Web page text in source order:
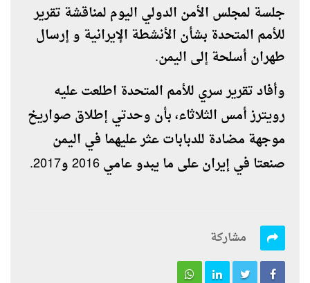
جلسة لمجلس الأمن الدولي اليوم لمناقشة تقرير
للأمم المتحدة بشأن الأنشطة الإيرانية و إرسال
طهران أسلحة إلى اليمن.
وأفاد تقرير سري للأمم المتحدة اطلعت عليه
رويترز أمس الثلاثاء، بأن وحدتي إطلاق صواريخ
موجهة مضادة للدبابات عثر عليهما في اليمن
صنعتا في إيران على ما يبدو عامي 2016 و2017.
مشاركة